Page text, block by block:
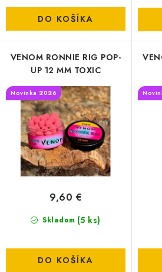
DOPRAVA
VŠEOBECNÉ NARIADENIE O
PRODUKTOV (GPSR)
ZNAČKY
Doprava Navštívte našu predajňu v
DO KOŠÍKA
VENOM RONNIE RIG POP-
UP 12 MM TOXIC
Novinka 2026
Skladom (5 ks)
9,60 €
DO KOŠÍKA